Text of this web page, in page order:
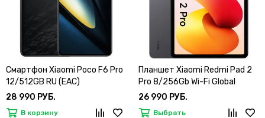
Смартфон Xiaomi Poco F6 Pro
12/512GB RU (EAC)
28 990 РУБ.
В корзину
Планшет Xiaomi Redmi Pad 2
Pro 8/256Gb Wi-Fi Global
26 990 РУБ.
Выбрать